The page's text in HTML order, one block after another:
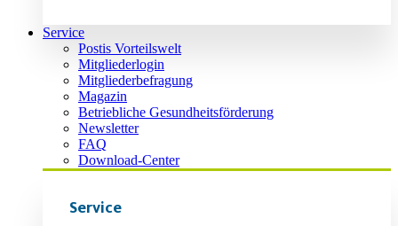
Service
Postis Vorteilswelt
Mitgliederlogin
Mitgliederbefragung
Magazin
Betriebliche Gesundheitsförderung
Newsletter
FAQ
Download-Center
Service